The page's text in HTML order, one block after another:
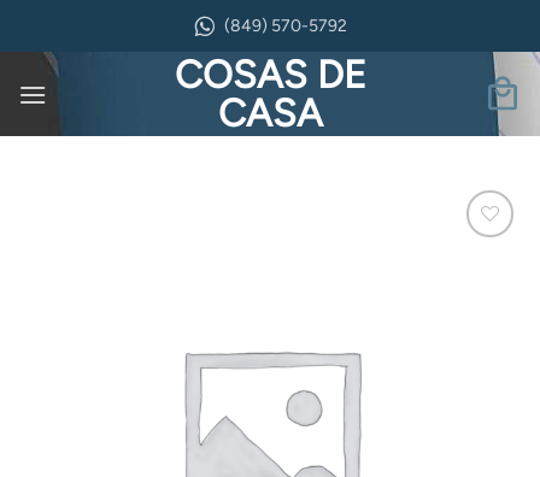
contenido
(849) 570-5792
COSAS DE
CASA